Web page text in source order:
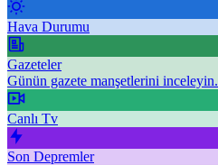
Hava Durumu
Gazeteler
Günün gazete manşetlerini inceleyin.
Canlı Tv
Son Depremler